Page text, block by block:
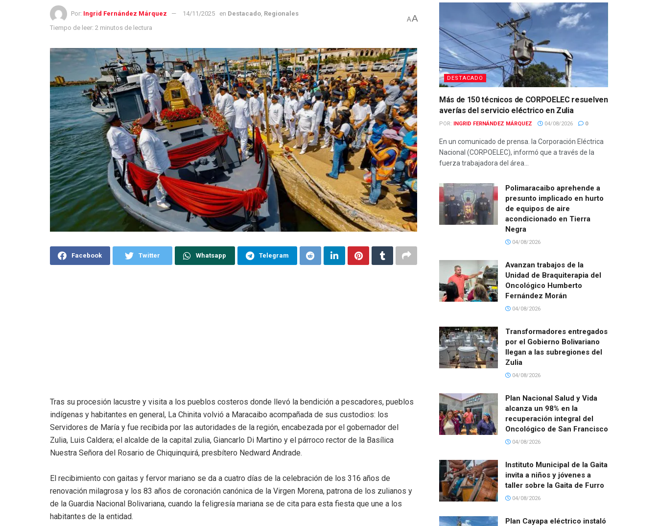
Por: Ingrid Fernández Márquez 14/11/2025 en Destacado Regionales
Tiempo de leer: 2 minutos de lectura
AA
Facebook Twitter Whatsapp Telegram
Tras su procesión lacustre y visita a los pueblos costeros donde llevó la bendición a pescadores, pueblos
indígenas y habitantes en general, La Chinita volvió a Maracaibo acompañada de sus custodios: los
Servidores de María y fue recibida por las autoridades de la región, encabezada por el gobernador del
Zulia, Luis Caldera; el alcalde de la capital zulia, Giancarlo Di Martino y el párroco rector de la Basílica
Nuestra Señora del Rosario de Chiquinquirá, presbítero Nedward Andrade.
El recibimiento con gaitas y fervor mariano se da a cuatro días de la celebración de los 316 años de
renovación milagrosa y los 83 años de coronación canónica de la Virgen Morena, patrona de los zulianos y
de la Guardia Nacional Bolivariana, cuando la feligresía mariana se de cita para esta fiesta que une a los
habitantes de la entidad.
DESTACADO
Más de 150 técnicos de CORPOELEC resuelven
averías del servicio eléctrico en Zulia
POR: INGRID FERNÁNDEZ MÁRQUEZ 04/08/2026 0
En un comunicado de prensa. la Corporación Eléctrica
Nacional (CORPOELEC), informó que a través de la
fuerza trabajadora del área...
Polimaracaibo aprehende a
presunto implicado en hurto
de equipos de aire
acondicionado en Tierra
Negra
04/08/2026
Avanzan trabajos de la
Unidad de Braquiterapia del
Oncológico Humberto
Fernández Morán
04/08/2026
Transformadores entregados
por el Gobierno Bolivariano
llegan a las subregiones del
Zulia
04/08/2026
Plan Nacional Salud y Vida
alcanza un 98% en la
recuperación integral del
Oncológico de San Francisco
04/08/2026
Instituto Municipal de la Gaita
invita a niños y jóvenes a
taller sobre la Gaita de Furro
04/08/2026
Plan Cayapa eléctrico instaló